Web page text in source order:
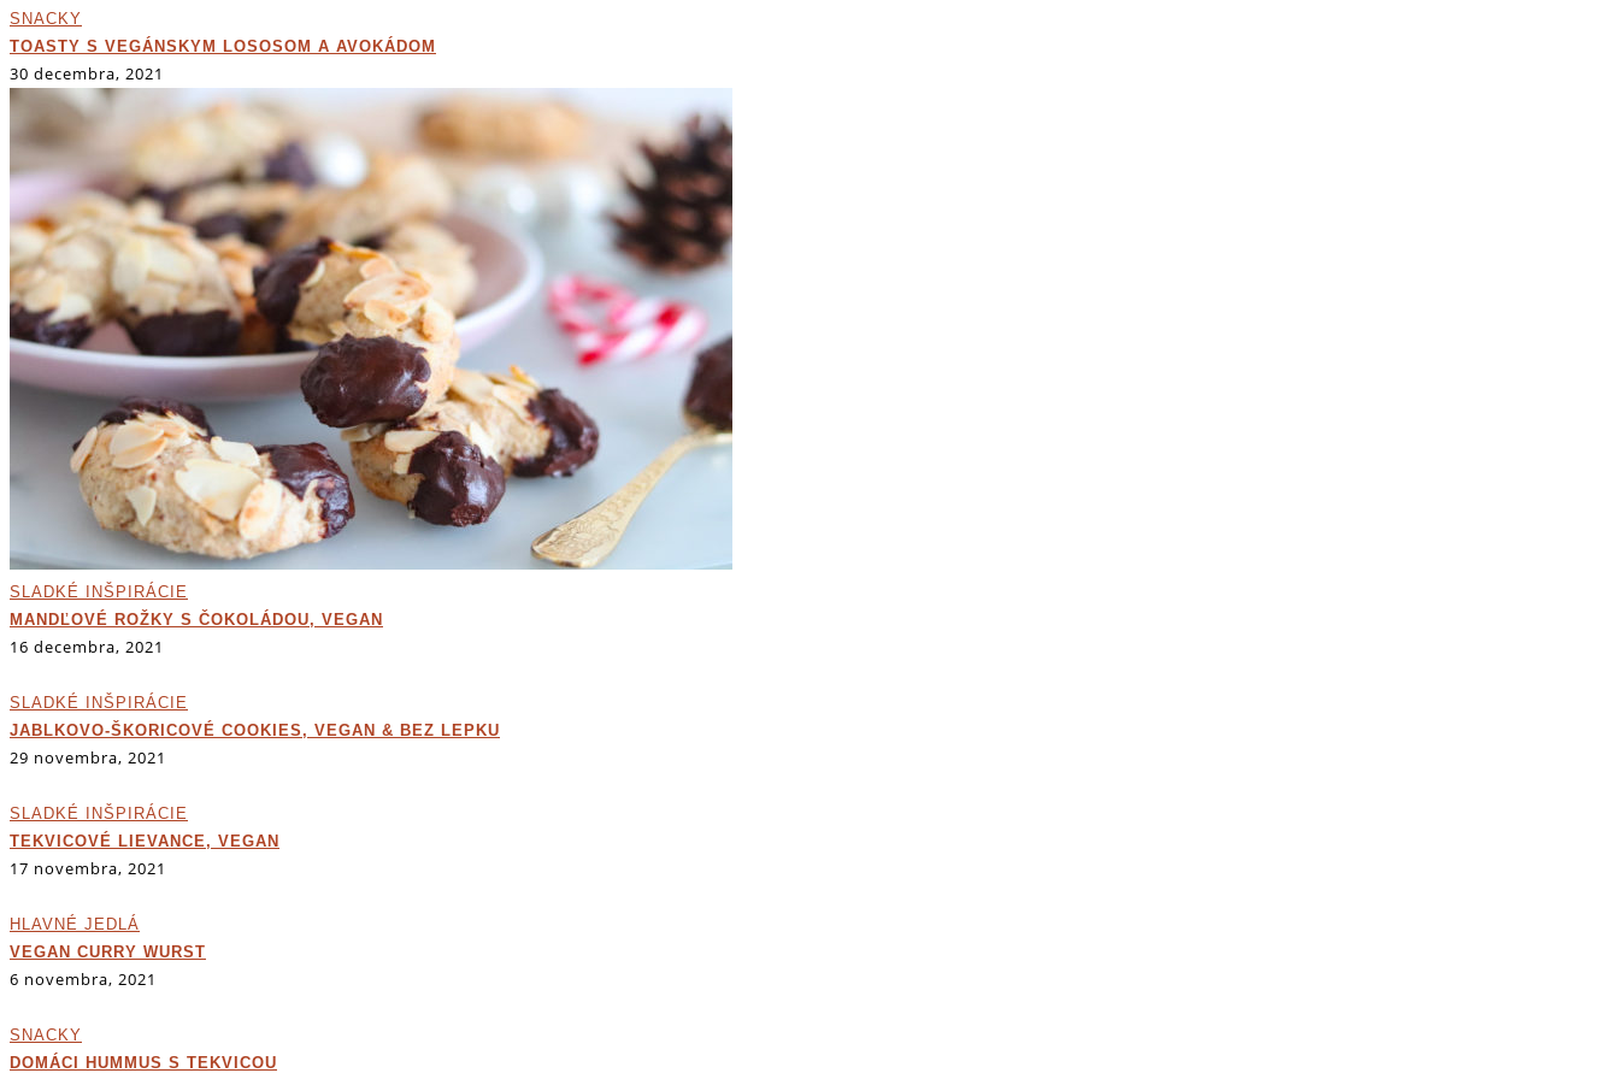
SNACKY
TOASTY S VEGÁNSKYM LOSOSOM A AVOKÁDOM
30 decembra, 2021
SLADKÉ INŠPIRÁCIE
MANDĽOVÉ ROŽKY S ČOKOLÁDOU, VEGAN
16 decembra, 2021
SLADKÉ INŠPIRÁCIE
JABLKOVO-ŠKORICOVÉ COOKIES, VEGAN & BEZ LEPKU
29 novembra, 2021
SLADKÉ INŠPIRÁCIE
TEKVICOVÉ LIEVANCE, VEGAN
17 novembra, 2021
HLAVNÉ JEDLÁ
VEGAN CURRY WURST
6 novembra, 2021
SNACKY
DOMÁCI HUMMUS S TEKVICOU